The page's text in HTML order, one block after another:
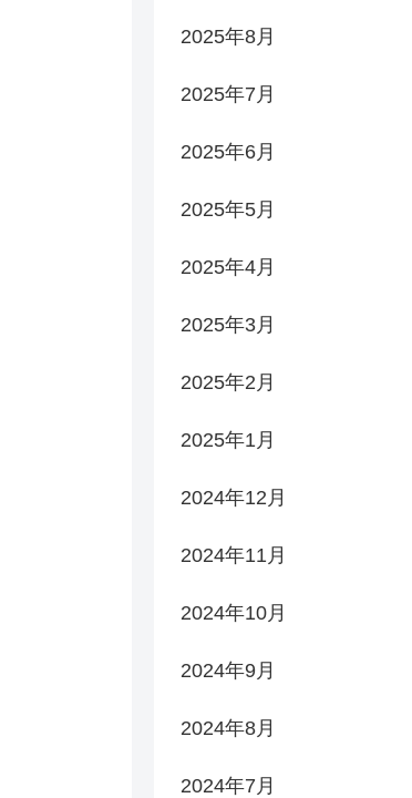
2025年8月
2025年7月
2025年6月
2025年5月
2025年4月
2025年3月
2025年2月
2025年1月
2024年12月
2024年11月
2024年10月
2024年9月
2024年8月
2024年7月